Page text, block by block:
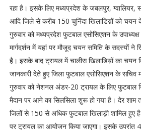
रहा है। इसके लिए मध्यप्रदेश के जबलपुर, ग्वालियर,
आदि जिले से करीब 150 चुनिंदा खिलाडिय़ों को चयन
गुरुवार को मध्यप्रदेश फुटबाल एसोसिएशन के
मार्गदर्शन में यहां पर मौजूद चयन समिति के सदस्यों ने
है। इसके बाद ट्रायल में चालीस खिलाडिय़ों का चयन
जानकारी देते हुए जिला फुटबाल एसोसिएशन के सचिव
गुरुवार को नेशनल अंडर-20 ट्रायल के लिए फुटबाल
मैदान पर आने का सिलसिला शुरू हो गया है। देर शाम
जिलों से 150 से अधिक फुटबाल खिलाड़ी शामिल हुए
पर ट्रायल का आयोजन किया जाएगा। इसके उपरांत